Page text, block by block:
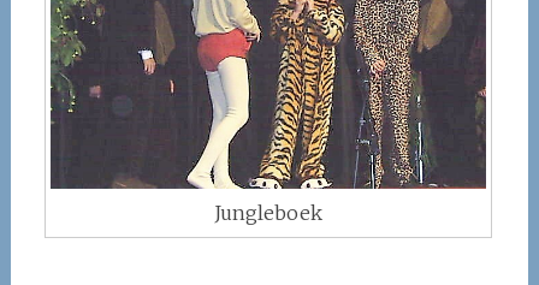
Jungleboek